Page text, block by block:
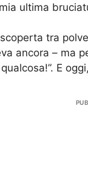
ultima
tra
ancora – ma
E